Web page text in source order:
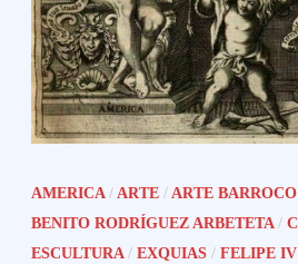
AMERICA/ARTE /ARTE
BENITO RODRÍGUEZ ARBETETA/
ESCULTURA/EXQUIAS /FELIPE IV